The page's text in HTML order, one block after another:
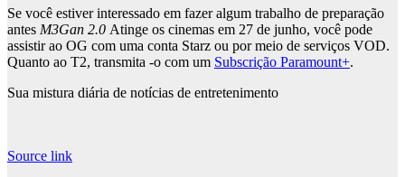
Se você estiver interessado em fazer algum trabalho de preparação
antes M3Gan 2.0 Atinge os cinemas em 27 de junho, você pode
assistir ao OG com uma conta Starz ou por meio de serviços VOD.
Quanto ao T2, transmita -o com um Subscrição Paramount+.
Sua mistura diária de notícias de entretenimento
Source link